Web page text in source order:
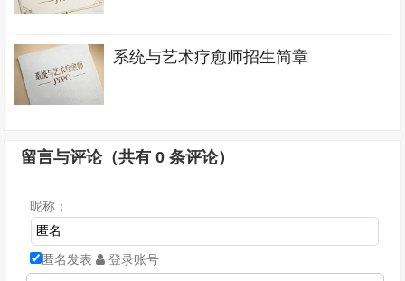
系统与艺术疗愈师招生简章
留言与评论（共有0 条评论）
昵称：
匿名发表 登录账号